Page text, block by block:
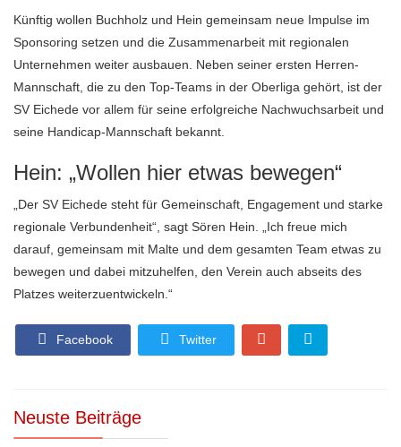
Künftig wollen Buchholz und Hein gemeinsam neue Impulse im
Sponsoring setzen und die Zusammenarbeit mit regionalen
Unternehmen weiter ausbauen. Neben seiner ersten Herren-
Mannschaft, die zu den Top-Teams in der Oberliga gehört, ist der
SV Eichede vor allem für seine erfolgreiche Nachwuchsarbeit und
seine Handicap-Mannschaft bekannt.
Hein: „Wollen hier etwas bewegen“
„Der SV Eichede steht für Gemeinschaft, Engagement und starke
regionale Verbundenheit“, sagt Sören Hein. „Ich freue mich
darauf, gemeinsam mit Malte und dem gesamten Team etwas zu
bewegen und dabei mitzuhelfen, den Verein auch abseits des
Platzes weiterzuentwickeln.“
Facebook Twitter
Neuste Beiträge